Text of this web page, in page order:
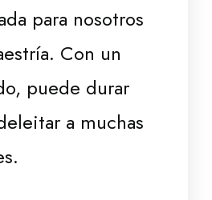
para nosotros
Con un
puede durar
a muchas